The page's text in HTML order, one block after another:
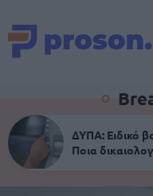
ΔΥΠΑ: Ειδικό
Ποια